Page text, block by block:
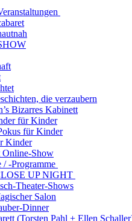
die verzaubern
Bizarres Kabinett
für Kinder
für Kinder
Kinder
Online-Show
/ -Programme
UP NIGHT
Theater-Shows
Salon
Dinner
(Torsten Pahl + Ellen